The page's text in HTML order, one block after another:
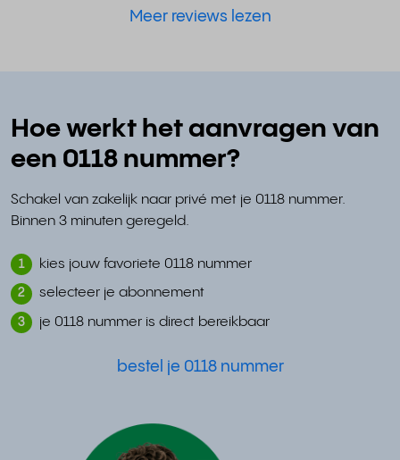
Meer reviews lezen
Hoe werkt het aanvragen van
een 0118 nummer?
Schakel van zakelijk naar privé met je 0118 nummer.
Binnen 3 minuten geregeld.
1 kies jouw favoriete 0118 nummer
2 selecteer je abonnement
3 je 0118 nummer is direct bereikbaar
bestel je 0118 nummer